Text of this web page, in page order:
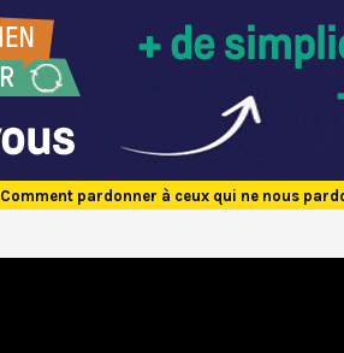
Comment pardonner à ceux qui ne nous